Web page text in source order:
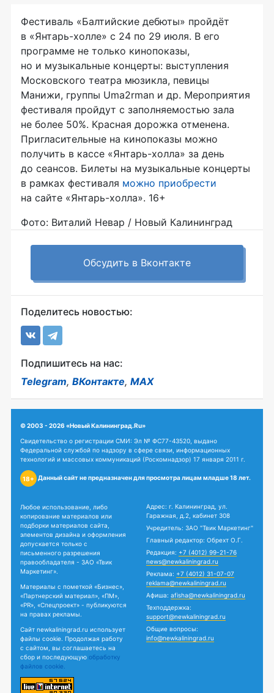
Фестиваль «Балтийские дебюты» пройдёт
в «Янтарь-холле» с 24 по 29 июля. В его
программе не только кинопоказы,
но и музыкальные концерты: выступления
Московского театра мюзикла, певицы
Манижи, группы Uma2rman и др. Мероприятия
фестиваля пройдут с заполняемостью зала
не более 50%. Красная дорожка отменена.
Пригласительные на кинопоказы можно
получить в кассе «Янтарь-холла» за день
до сеансов. Билеты на музыкальные концерты
в рамках фестиваля можно приобрести
на сайте «Янтарь-холла». 16+
Фото: Виталий Невар / Новый Калининград
Обсудить в Вконтакте
Поделитесь новостью:
Подпишитесь на нас:
Telegram, ВКонтакте, MAX
© 2003 - 2026 «Новый Калининград.Ru»
Свидетельство о регистрации СМИ: Эл № ФС77-43520, выдано
Федеральной службой по надзору в сфере связи, информационных
технологий и массовых коммуникаций (Роскомнадзор) 17 января 2011 г.
18+ Данный сайт не предназначен для просмотра лицам младше 18 лет.
Любое использование, либо
копирование материалов или
подборки материалов сайта,
элементов дизайна и оформления
допускается только с
письменного разрешения
правообладателя - ЗАО «Твик
Маркетинг».
Материалы с пометкой «Бизнес»,
«Партнерский материал», «ПМ»,
«PR», «Спецпроект» - публикуются
на правах рекламы.
Сайт newkaliningrad.ru использует
файлы cookie. Продолжая работу
с сайтом, вы соглашаетесь на
сбор и последующую обработку
файлов cookie.
Адрес: г. Калининград, ул.
Гаражная, д.2, кабинет 308
Учредитель: ЗАО "Твик Маркетинг"
Главный редактор: Обрехт О.Г.
Редакция: +7 (4012) 99-21-76
news@newkaliningrad.ru
Реклама: +7 (4012) 31-07-07
reklama@newkaliningrad.ru
Афиша: afisha@newkaliningrad.ru
Техподдержка:
support@newkaliningrad.ru
Общие вопросы:
info@newkaliningrad.ru